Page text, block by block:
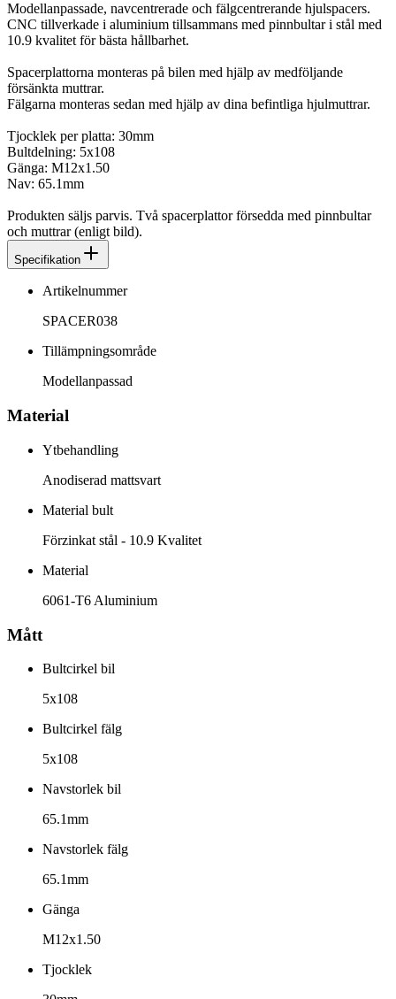
Modellanpassade, navcentrerade och fälgcentrerande hjulspacers.
CNC tillverkade i aluminium tillsammans med pinnbultar i stål med
10.9 kvalitet för bästa hållbarhet.
Spacerplattorna monteras på bilen med hjälp av medföljande
försänkta muttrar.
Fälgarna monteras sedan med hjälp av dina befintliga hjulmuttrar.
Tjocklek per platta: 30mm
Bultdelning: 5x108
Gänga: M12x1.50
Nav: 65.1mm
Produkten säljs parvis. Två spacerplattor försedda med pinnbultar
och muttrar (enligt bild).
Specifikation
Artikelnummer
SPACER038
Tillämpningsområde
Modellanpassad
Material
Ytbehandling
Anodiserad mattsvart
Material bult
Förzinkat stål - 10.9 Kvalitet
Material
6061-T6 Aluminium
Mått
Bultcirkel bil
5x108
Bultcirkel fälg
5x108
Navstorlek bil
65.1mm
Navstorlek fälg
65.1mm
Gänga
M12x1.50
Tjocklek